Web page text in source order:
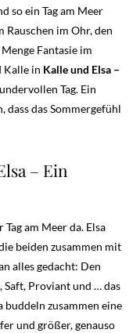
so ein Tag am Meer
im Ohr, den
Fantasie im
Kalle in Kalle und Elsa –
Tag. Ein
dass das Sommergefühl
– Ein
am Meer da. Elsa
beiden zusammen mit
alles gedacht: Den
Saft, Proviant und … das
zusammen eine
und größer, genauso